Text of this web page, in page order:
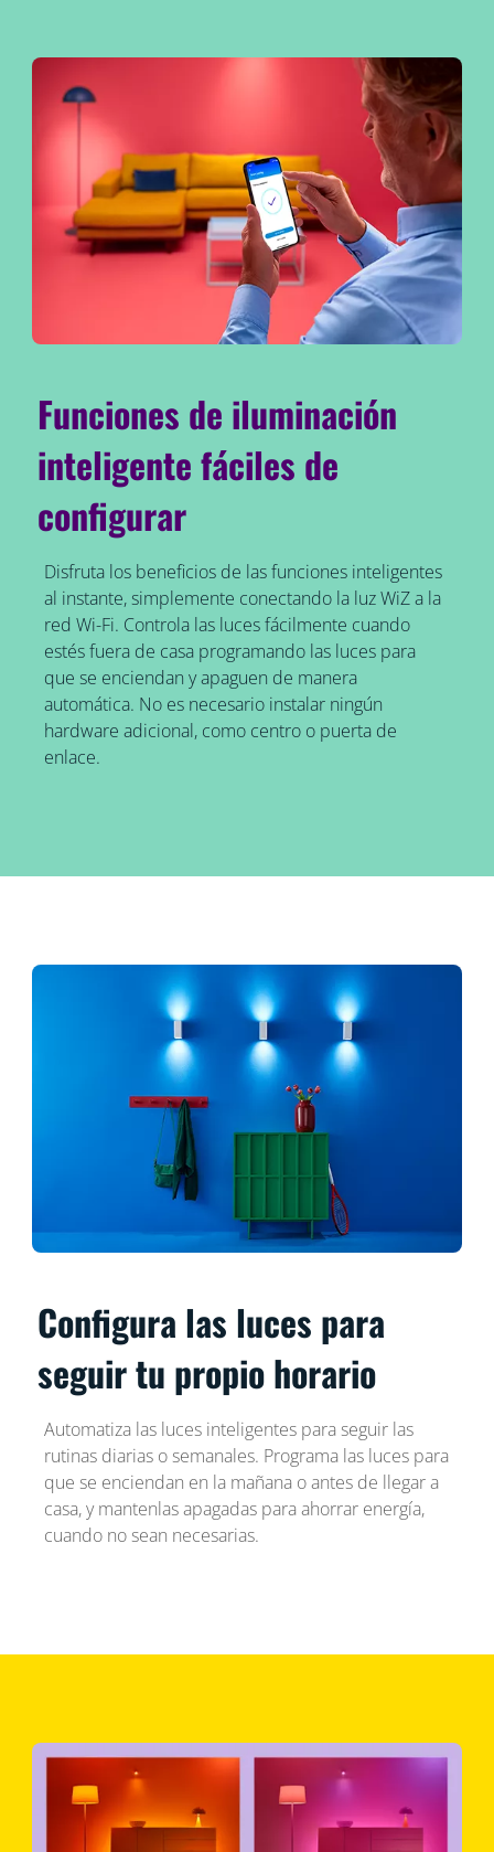
Funciones de iluminación
inteligente fáciles de
configurar
Disfruta los beneficios de las funciones inteligentes
al instante, simplemente conectando la luz WiZ a la
red Wi-Fi. Controla las luces fácilmente cuando
estés fuera de casa programando las luces para
que se enciendan y apaguen de manera
automática. No es necesario instalar ningún
hardware adicional, como centro o puerta de
enlace.
Configura las luces para
seguir tu propio horario
Automatiza las luces inteligentes para seguir las
rutinas diarias o semanales. Programa las luces para
que se enciendan en la mañana o antes de llegar a
casa, y mantenlas apagadas para ahorrar energía,
cuando no sean necesarias.